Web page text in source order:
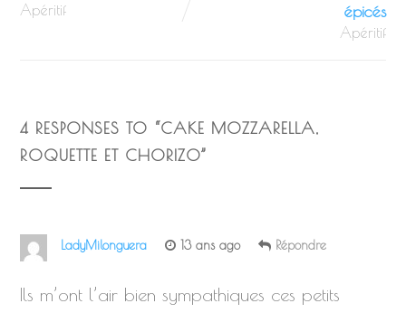
Apéritif
épicés
Apéritif
4 RESPONSES TO “CAKE MOZZARELLA,
ROQUETTE ET CHORIZO”
LadyMilonguera 13 ans ago Répondre
Ils m’ont l’air bien sympathiques ces petits